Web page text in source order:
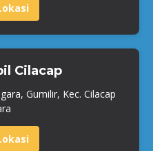
Cilacap
Gumilir, Kec. Cilacap